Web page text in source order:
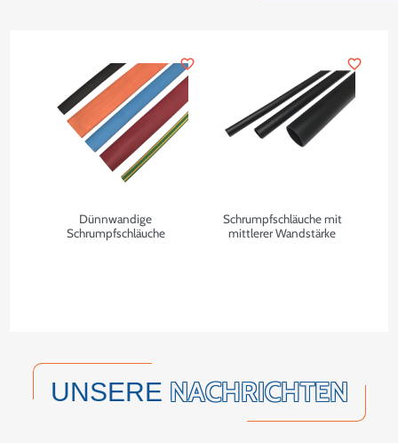
Dünnwandige
Schrumpfschläuche
favorite_border
Schrumpfschläuche mit
mittlerer Wandstärke
favorite_border
UNSERE NACHRICHTEN